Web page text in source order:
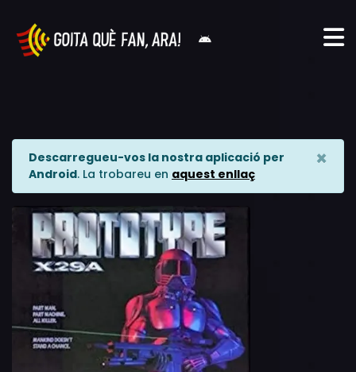
Descarregueu-vos la nostra aplicació per
Android. La trobareu en aquest enllaç
×